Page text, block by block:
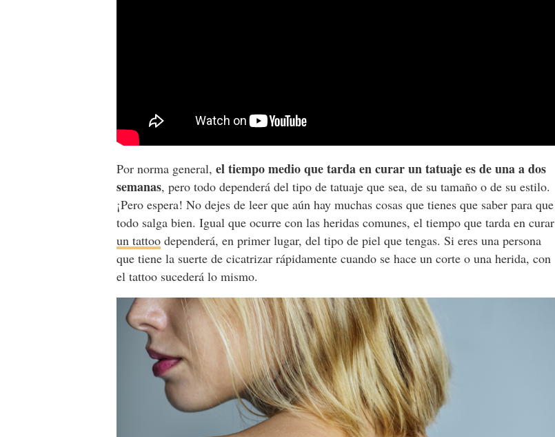
Por norma general,el tiempo medio que tarda en curar un tatuaje es de una a dos
semanas, pero todo dependerá del tipo de tatuaje que sea, de su tamaño o de su estilo.
¡Pero espera! No dejes de leer que aún hay muchas cosas que tienes que saber para que
todo salga bien. Igual que ocurre con las heridas comunes, el tiempo que tarda en curar
un tattoo dependerá, en primer lugar, del tipo de piel que tengas. Si eres una persona
que tiene la suerte de cicatrizar rápidamente cuando se hace un corte o una herida, con
el tattoo sucederá lo mismo.